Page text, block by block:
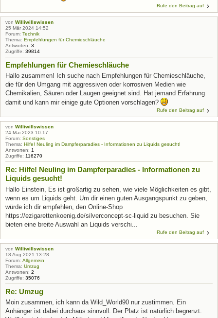
Rufe den Beitrag auf
von Williwillswissen
25 Mär 2024 14:52
Forum: Technik
Thema: Empfehlungen für Chemieschläuche
Antworten: 3
Zugriffe: 39814
Empfehlungen für Chemieschläuche
Hallo zusammen! Ich suche nach Empfehlungen für Chemieschläuche,
die für den Umgang mit aggressiven oder korrosiven Medien wie
Chemikalien, Säuren oder Laugen geeignet sind. Hat jemand Erfahrung
damit und kann mir einige gute Optionen vorschlagen?
Rufe den Beitrag auf
von Williwillswissen
24 Mai 2023 10:17
Forum: Sonstiges
Thema: Hilfe! Neuling im Dampferparadies - Informationen zu Liquids gesucht!
Antworten: 1
Zugriffe: 116270
Re: Hilfe! Neuling im Dampferparadies - Informationen zu
Liquids gesucht!
Hallo Einstein, Es ist großartig zu sehen, wie viele Möglichkeiten es gibt,
wenn es um Liquids geht. Um dir einen guten Ausgangspunkt zu geben,
würde ich dir empfehlen, den Online-Shop
https://ezigarettenkoenig.de/silverconcept-sc-liquid zu besuchen. Sie
bieten eine breite Auswahl an Liquids verschi...
Rufe den Beitrag auf
von Williwillswissen
18 Aug 2021 13:28
Forum: Allgemein
Thema: Umzug
Antworten: 2
Zugriffe: 35076
Re: Umzug
Moin zusammen, ich kann da Wild_World90 nur zustimmen. Ein
Anhänger ist dabei durchaus sinnvoll. Der Platz ist natürlich begrenzt.